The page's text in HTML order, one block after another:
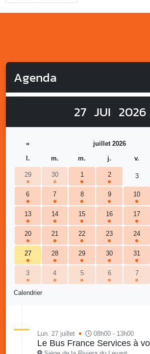
Agenda
27 JUI 2026
Calendrier
« juillet 2026
l.
m. m. j. v.
29 30 1 2 3
6 7 8 9 10
13 14 15 16 17
20 21 22 23 24
27 28 29 30 31
3 4 5 6 7
Lun. 27 juillet 08h00 - 13h00
Le Bus France Services à